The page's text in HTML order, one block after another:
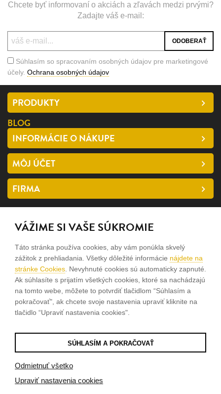
Chcete byť informovaní o akciách a zľavách medzi prvými?
Zadajte váš e-mail:
Súhlasím so spracovaním osobných údajov pre marketingové
účely. Ochrana osobných údajov
PRODUKTY
BLOG
INFORMÁCIE O NÁKUPE
MÔJ ÚČET
FIRMA
SLEDUJTE NÁS
facebook
instagram
Sme rodinná firma a zameriavame sa na predaj hodiniek a
šperkov od roku 1994.
Pozrite sa na naše ďaľšie web stránky.
© 2026Tvorba e-shopov
Sme registrovaní napuncovom úrade SR
VÁŽIME SI VAŠE SÚKROMIE
Táto stránka používa cookies, aby vám ponúkla skvelý
zážitok z prehliadania. Všetky dôležité informácie nájdete na
stránke Cookies . Nevyhnuté cookies sú automaticky zapnuté.
Ak súhlasíte s prijatím všetkých cookies, ktoré sa nachádzajú
na tomto webe, môžete to potvrdiť tlačidlom “Súhlasím a
pokračovať", ak chcete svoje nastavenia upraviť kliknite na
tlačidlo “Upraviť nastavenia cookies".
SÚHLASÍM A POKRAČOVAŤ
Odmietnuť všetko
Upraviť nastavenia cookies